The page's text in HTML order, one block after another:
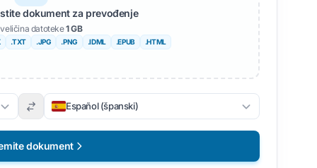
dokument za prevođenje
datoteke1 GB
.TXT .JPG .PNG .IDML .EPUB .HTML
Español (španski)
dokument